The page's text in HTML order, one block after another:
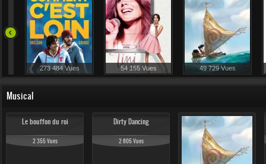
273 484 Vues 54 155 Vues 49 729 Vues
Musical
Le bouffon du roi
2 355 Vues
Dirty Dancing
2 805 Vues